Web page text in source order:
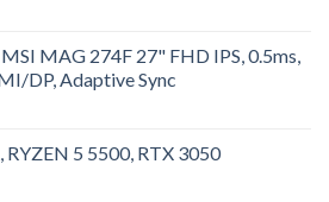
MAG 274F 27" FHD IPS, 0.5ms,
DP, Adaptive Sync
RYZEN 5 5500, RTX 3050